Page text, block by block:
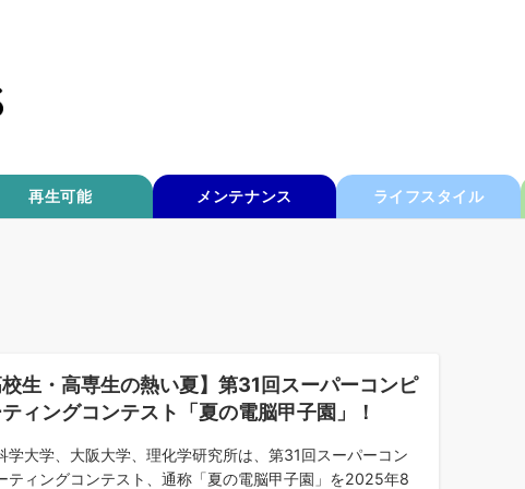
再生可能 メンテナンス ライフスタイル
生・高専生の熱い夏】第31回スーパーコンピ
ィングコンテスト「夏の電脳甲子園」！
学大学、大阪大学、理化学研究所は、第31回スーパーコン
ティングコンテスト、通称「夏の電脳甲子園」を2025年8